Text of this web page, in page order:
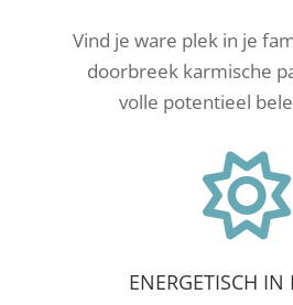
Vind je ware plek in je
doorbreek karmische
volle potentieel

ENERGETISCH IN